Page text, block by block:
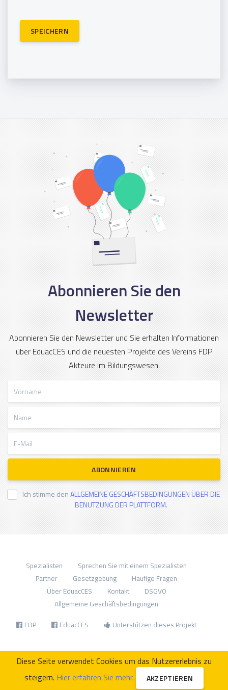
SPEICHERN
Abonnieren Sie den
Newsletter
Abonnieren Sie den Newsletter und Sie erhalten Informationen
über EduacCES und die neuesten Projekte des Vereins FDP
Akteure im Bildungswesen.
ABONNIEREN
Ich stimme denALLGEMEINE GESCHÄFTSBEDINGUNGEN ÜBER DIE
BENUTZUNG DER PLATTFORM.
Spezialisten
Sprechen Sie mit einem Spezialisten
Partner
Gesetzgebung
Häufige Fragen
Über EduacCES
Kontakt
DSGVO
Allgemeine Geschäftsbedingungen
FDP EduacCES Unterstützen dieses Projekt
Diese Seite verwendet Cookies um das Nutzererlebnis zu
steigern. Hier erfahren Sie mehr. AKZEPTIEREN